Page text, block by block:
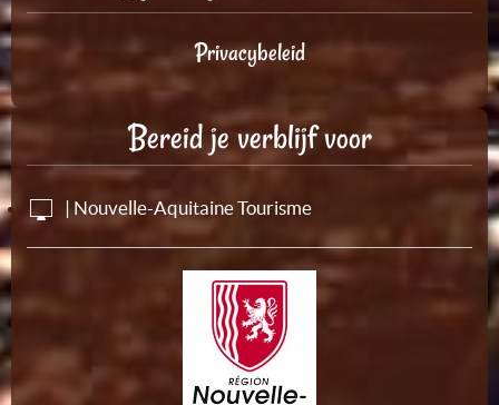
Privacybeleid
Bereid je verblijf voor
| Nouvelle-Aquitaine Tourisme